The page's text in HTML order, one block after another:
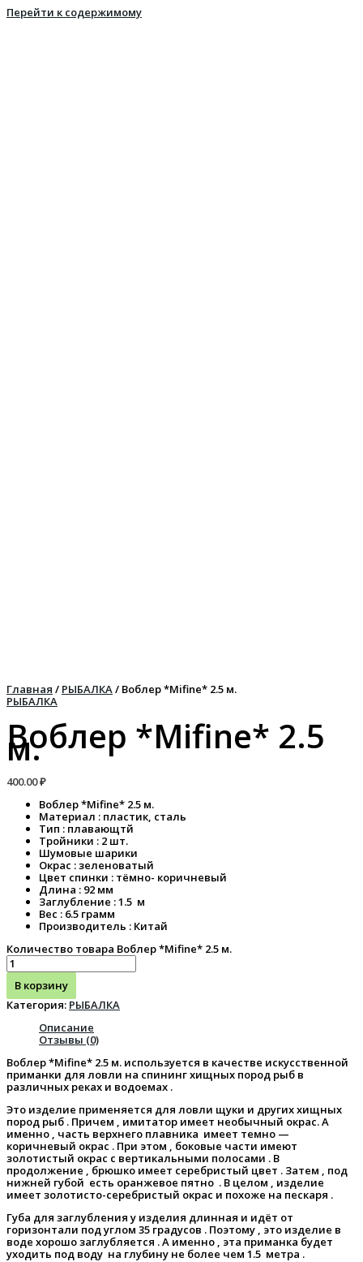
Перейти к содержимому
Главная / РЫБАЛКА/ Воблер *Mifine* 2.5 м.
РЫБАЛКА
Воблер *Mifine* 2.5
м.
400.00₽
Воблер *Mifine* 2.5 м.
Материал : пластик, сталь
Тип : плавающтй
Тройники : 2 шт.
Шумовые шарики
Окрас : зеленоватый
Цвет спинки : тёмно- коричневый
Длина : 92 мм
Заглубление : 1.5 м
Вес : 6.5 грамм
Производитель : Китай
Количество товара Воблер *Mifine* 2.5 м.
В корзину
Категория: РЫБАЛКА
Описание
Отзывы (0)
Воблер *Mifine* 2.5 м. используется в качестве искусственной
приманки для ловли на спининг хищных пород рыб в
различных реках и водоемах .
Это изделие применяется для ловли щуки и других хищных
пород рыб . Причем , имитатор имеет необычный окрас. А
именно , часть верхнего плавника имеет темно —
коричневый окрас . При этом , боковые части имеют
золотистый окрас с вертикальными полосами . В
продолжение , брюшко имеет серебристый цвет . Затем , под
нижней губой есть оранжевое пятно . В целом , изделие
имеет золотисто-серебристый окрас и похоже на пескаря .
Губа для заглубления у изделия длинная и идёт от
горизонтали под углом 35 градусов . Поэтому , это изделие в
воде хорошо заглубляется . А именно , эта приманка будет
уходить под воду на глубину не более чем 1.5 метра .